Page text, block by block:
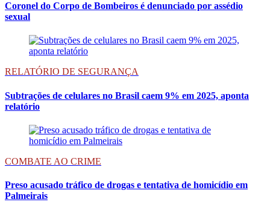
Coronel do Corpo de Bombeiros é denunciado por assédio
sexual
RELATÓRIO DE SEGURANÇA
Subtrações de celulares no Brasil caem 9% em 2025, aponta
relatório
COMBATE AO CRIME
Preso acusado tráfico de drogas e tentativa de homicídio em
Palmeirais